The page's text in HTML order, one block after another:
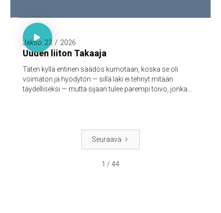
Hepr. 7:18-19

Jakso 23 / 2026
Uuden liiton Takaaja
Täten kyllä entinen säädös kumotaan, koska se oli
voimaton ja hyödytön — sillä laki ei tehnyt mitään
täydelliseksi — mutta sijaan tulee parempi toivo, jonka
Seuraava
1 / 44